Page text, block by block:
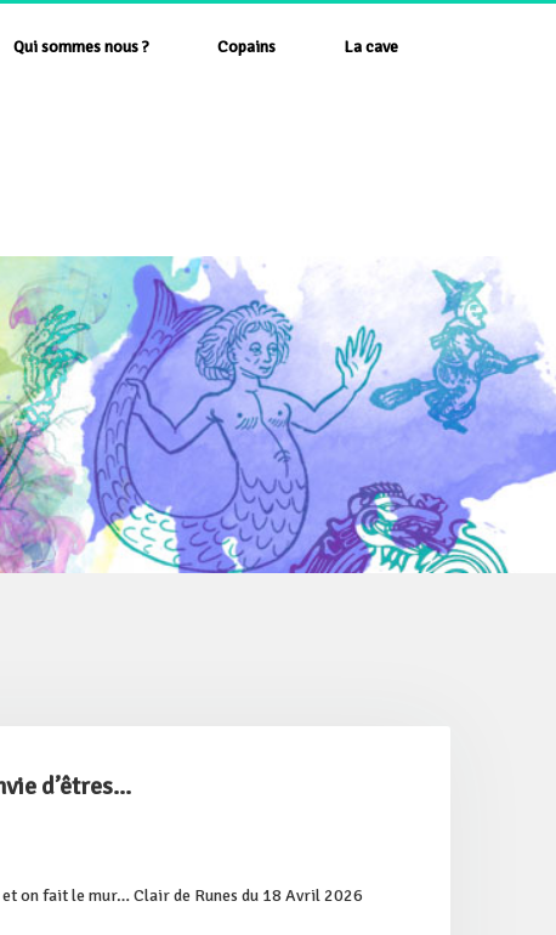
Qui sommes nous ? Copains La cave
d’êtres...
on fait le mur… Clair de Runes du 18 Avril 2026